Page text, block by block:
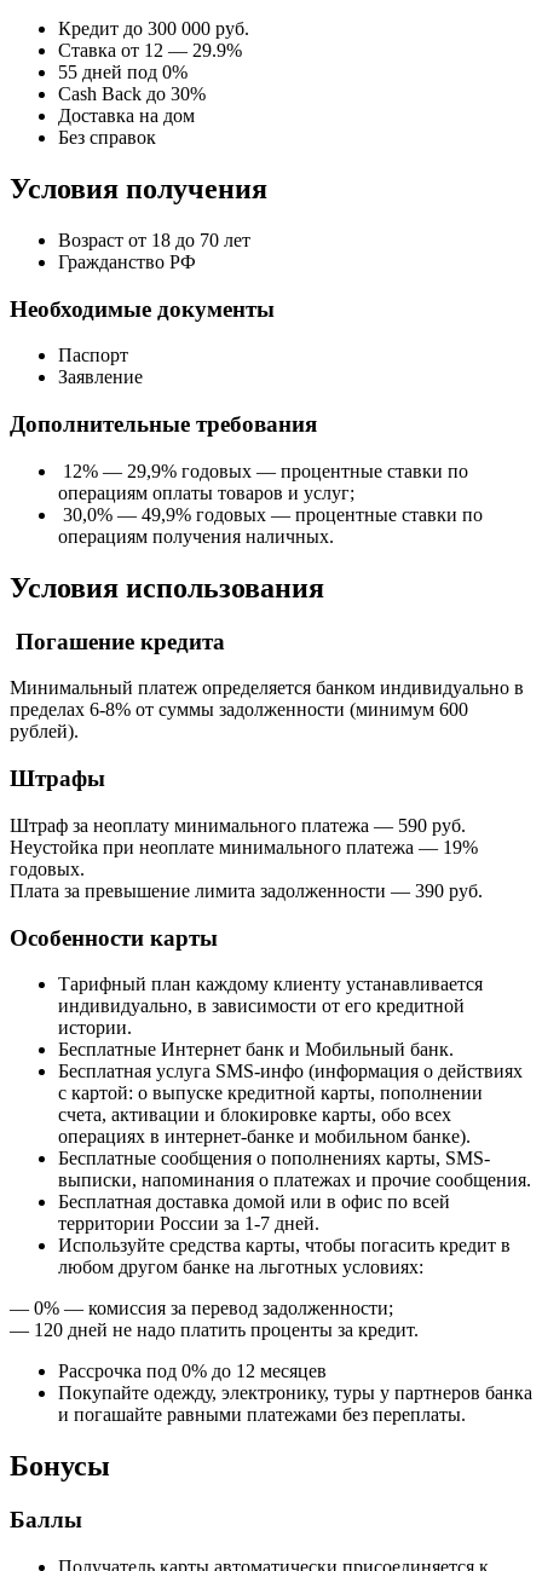
Кредит до 300 000 руб.
Ставка от 12 — 29.9%
55 дней под 0%
Cash Back до 30%
Доставка на дом
Без справок
Условия получения
Возраст от 18 до 70 лет
Гражданство РФ
Необходимые документы
Паспорт
Заявление
Дополнительные требования
12% — 29,9% годовых — процентные ставки по
операциям оплаты товаров и услуг;
30,0% — 49,9% годовых — процентные ставки по
операциям получения наличных.
Условия использования
Погашение кредита
Минимальный платеж определяется банком индивидуально в
пределах 6-8% от суммы задолженности (минимум 600
рублей).
Штрафы
Штраф за неоплату минимального платежа — 590 руб.
Неустойка при неоплате минимального платежа — 19%
годовых.
Плата за превышение лимита задолженности — 390 руб.
Особенности карты
Тарифный план каждому клиенту устанавливается
индивидуально, в зависимости от его кредитной
истории.
Бесплатные Интернет банк и Мобильный банк.
Бесплатная услуга SMS-инфо (информация о действиях
с картой: о выпуске кредитной карты, пополнении
счета, активации и блокировке карты, обо всех
операциях в интернет-банке и мобильном банке).
Бесплатные сообщения о пополнениях карты, SMS-
выписки, напоминания о платежах и прочие сообщения.
Бесплатная доставка домой или в офис по всей
территории России за 1-7 дней.
Используйте средства карты, чтобы погасить кредит в
любом другом банке на льготных условиях:
— 0% — комиссия за перевод задолженности;
— 120 дней не надо платить проценты за кредит.
Рассрочка под 0% до 12 месяцев
Покупайте одежду, электронику, туры у партнеров банка
и погашайте равными платежами без переплаты.
Бонусы
Баллы
Получатель карты автоматически присоединяется к